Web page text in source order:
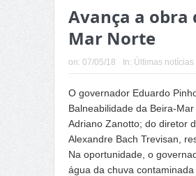
Avança a obra
Mar Norte
on: 07/05/18 In: Últimas notícias
O governador Eduardo
Balneabilidade da Beira-
Adriano Zanotto; do diretor
Alexandre Bach Trevisan,
Na oportunidade, o
água da chuva